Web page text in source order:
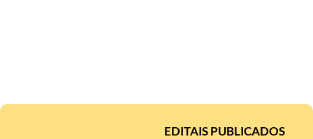
EDITAIS PUBLICADOS